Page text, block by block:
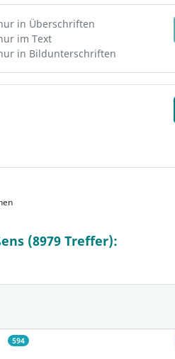
in Überschriften
im Text
in Bildunterschriften
(8979 Treffer):
594